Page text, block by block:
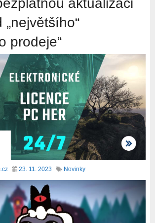
aktualizaci
prodeje“
23. 11. 2023 Novinky